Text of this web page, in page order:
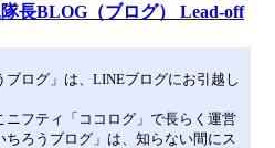
長BLOG（ブログ） Lead‐off
ログ」は、LINEブログにお引越し
フティ「ココログ」で長らく運営
ちろうブログ」は、知らない間にス